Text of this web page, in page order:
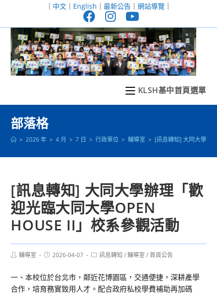
至
｜ 中文｜ English ｜ 最新公告｜ 網站導覽｜
KLSH基中首頁選單
部落格
> 2026 年 > 4 月 > 7 日 > 行政單位 > 輔導室 > [訊息轉知] 大同大學辦
[訊息轉知] 大同大學辦理「歡
迎光臨大同大學OPEN
HOUSE II」校系參觀活動
Post輔導室
Post2026-04-07
Post訊息轉知 / 輔導室 / 首頁公告
一、本校位於台北市，鄰近花博園區，交通便捷，深耕產學
合作，培育務實致用人才。配合政府私校學費補助再加碼